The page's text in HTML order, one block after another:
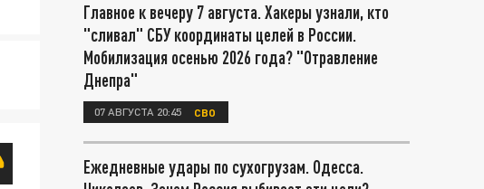
Главное к вечеру 7 августа. Хакеры узнали, кто
"сливал" СБУ координаты целей в России.
Мобилизация осенью 2026 года? "Отравление
Днепра"
07 АВГУСТА 20:45 СВО
Ежедневные удары по сухогрузам. Одесса.